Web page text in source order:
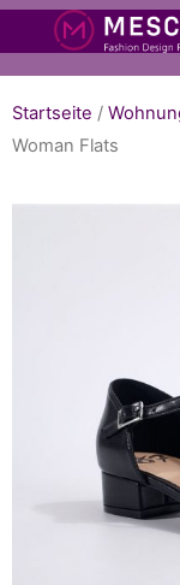
Startseite /
Woman Flats